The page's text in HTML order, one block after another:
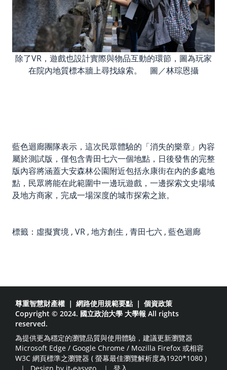
除了VR，遊戲也設計實際與物品互動的環節，圖為玩家
在院內地質標本牆上尋找線索。 圖／林琮恩攝
藍色迴廊團隊表示，這次民眾體驗的「消失的樂章」內容
屬於測試版，僅包含青田七六一個地點，日後發售的完整
版內容將涵蓋大安森林公園附近包括永康街在內的多處地
點，民眾將能在此範圍中一邊玩遊戲，一邊探索文史場域
及地方商家，完成一場深度的城市探索之旅。
標籤： 虛擬實境 , VR , 地方創生 , 青田七六 , 藍色迴廊
尊重智慧財產權 ｜ 網路使用規範要點 ｜ 個資政策
Copyright © 2024. 國立政治大學 大學報 All rights
reserved.
為提供更為穩定的瀏覽品質與使用體驗，建議更新瀏覽器
Microsoft Edge / Google Chrome / Mozilla Firefox 或相容
W3C 網頁標準之瀏覽器 ( 螢幕最佳瀏覽解析度為1920*1080 )